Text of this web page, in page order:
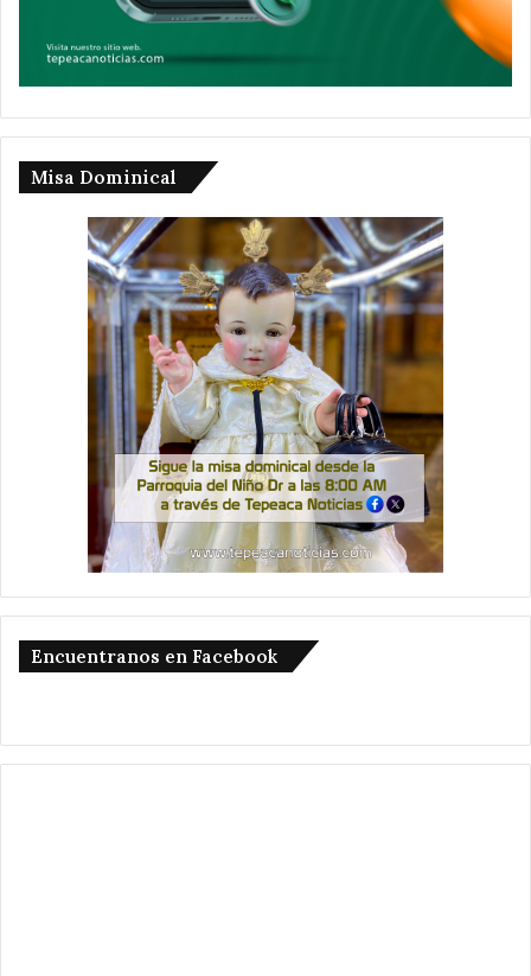
Misa Dominical
Encuentranos en Facebook